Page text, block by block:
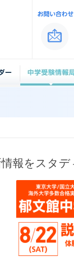
報をスタデ